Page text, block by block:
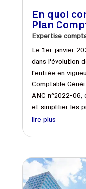
En quoi
Plan
Expertise
Le 1er janvier
dans l'évolution
l'entrée en
Comptable
ANC n°2022-
et simplifier les
lire plus